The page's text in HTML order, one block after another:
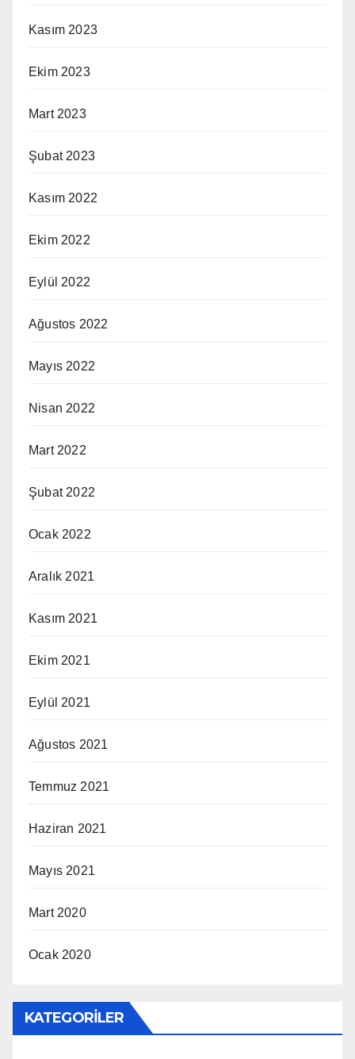
Kasım 2023
Ekim 2023
Mart 2023
Şubat 2023
Kasım 2022
Ekim 2022
Eylül 2022
Ağustos 2022
Mayıs 2022
Nisan 2022
Mart 2022
Şubat 2022
Ocak 2022
Aralık 2021
Kasım 2021
Ekim 2021
Eylül 2021
Ağustos 2021
Temmuz 2021
Haziran 2021
Mayıs 2021
Mart 2020
Ocak 2020
KATEGORILER